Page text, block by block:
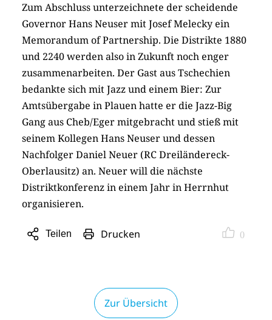
Zum Abschluss unterzeichnete der scheidende
Governor Hans Neuser mit Josef Melecky ein
Memorandum of Partnership. Die Distrikte 1880
und 2240 werden also in Zukunft noch enger
zusammenarbeiten. Der Gast aus Tschechien
bedankte sich mit Jazz und einem Bier: Zur
Amtsübergabe in Plauen hatte er die Jazz-Big
Gang aus Cheb/Eger mitgebracht und stieß mit
seinem Kollegen Hans Neuser und dessen
Nachfolger Daniel Neuer (RC Dreiländereck-
Oberlausitz) an. Neuer will die nächste
Distriktkonferenz in einem Jahr in Herrnhut
organisieren.
Teilen
Sharing
Drucken 0
Zur Übersicht